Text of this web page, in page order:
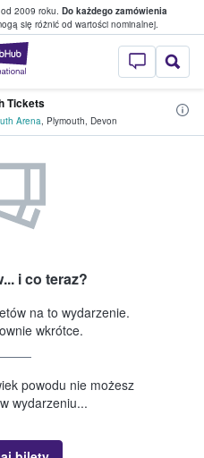
2009 roku. Do każdego zamówienia
się różnić od wartości nominalnej.
StubHub —
kupują i
Tickets
Arena, Plymouth, Devon
i co teraz?
na to wydarzenie.
wkrótce.
powodu nie możesz
wydarzeniu...